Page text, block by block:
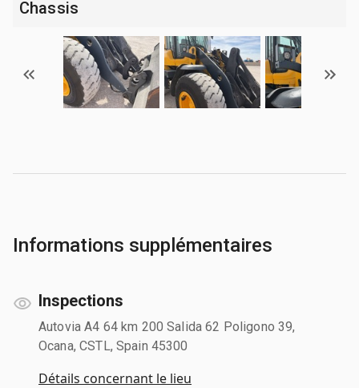
Chassis
Informations supplémentaires
Inspections
Autovia A4 64 km 200 Salida 62 Poligono 39,
Ocana, CSTL, Spain 45300
Détails concernant le lieu